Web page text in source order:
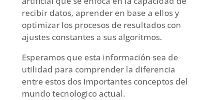
recibir datos, aprender en base a ellos y
optimizar los procesos de resultados con
ajustes constantes a sus algoritmos.
Esperamos que esta información sea de
utilidad para comprender la diferencia
entre estos dos importantes conceptos del
mundo tecnologico actual.